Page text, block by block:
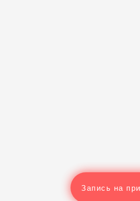
Запись на